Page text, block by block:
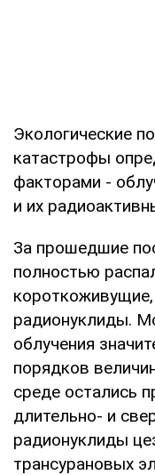
Экологические
катастрофы
факторами -
и их
За прошедшие
полностью
радионуклиды.
облучения
порядков
среде остались
длительно- и
радионуклиды
трансурановых